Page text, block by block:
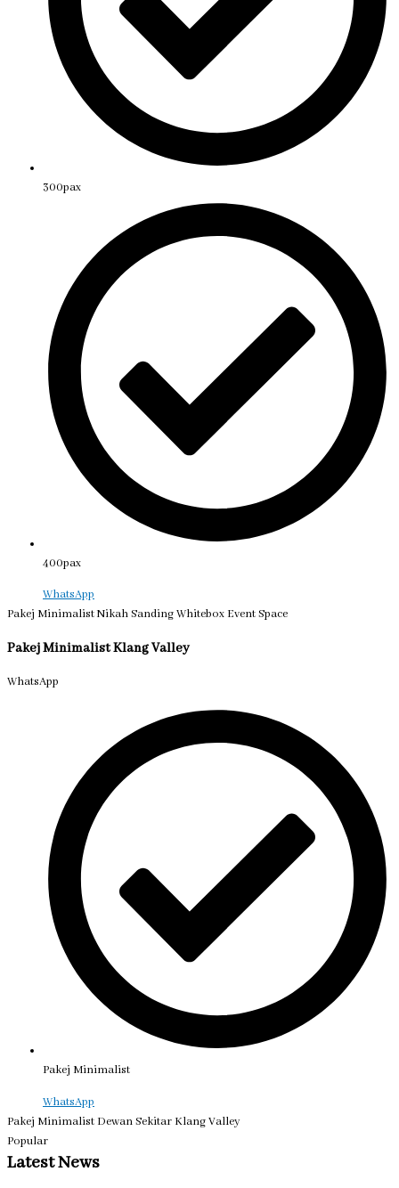
300pax
400pax
WhatsApp
Pakej Minimalist Nikah Sanding Whitebox Event Space
Pakej Minimalist Klang Valley
WhatsApp
Pakej Minimalist
WhatsApp
Pakej Minimalist Dewan Sekitar Klang Valley
Popular
Latest News